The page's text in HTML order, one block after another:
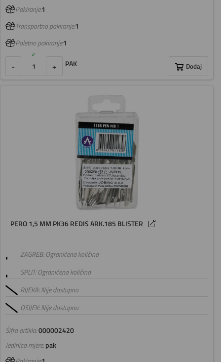
Pakiranje:1
Transportno pakiranje:1
Paletno pakiranje:1
- + PAK Dodaj
PERO 1,5 MM PK36 REDIS ARK.185 BLISTER
Šifra artikla:000002420
ZAGREB: Ograničena količina
SPLIT: Ograničena količina
RIJEKA: Nije dostupno
OSIJEK: Nije dostupno
Jedinica mjere:pak